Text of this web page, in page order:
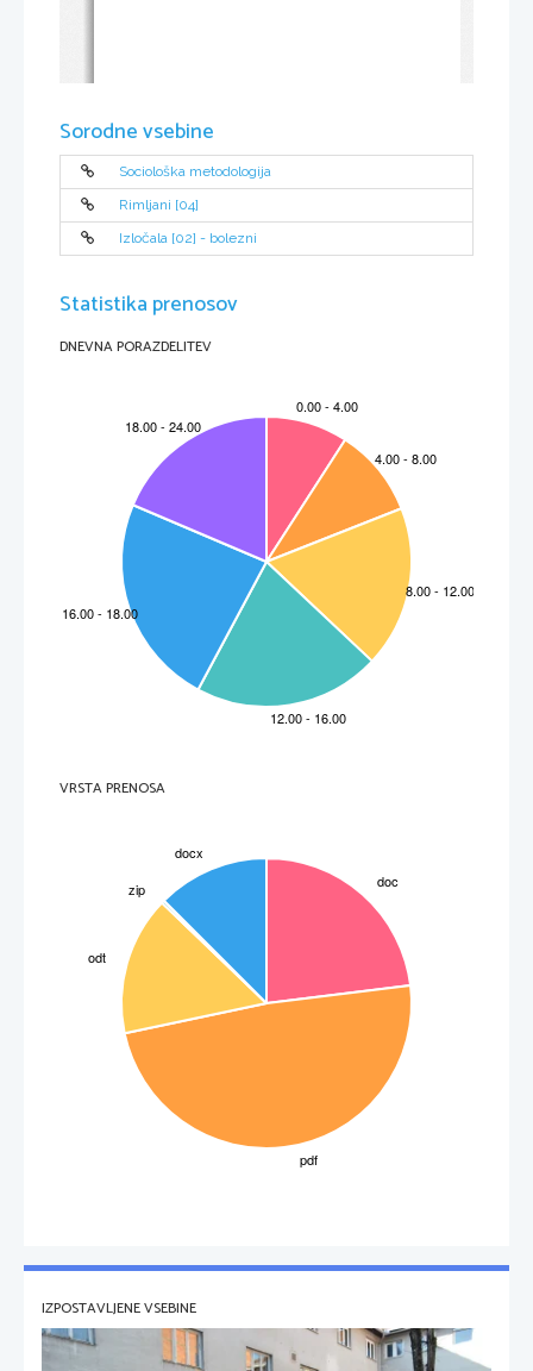
Ludvik van Beethoven se je rodil v obdobju pomembnih in burnih dogodkov,27.12.1770 v
Bonnu,kot sin dvornega klasika,oziroma tenorista v kapeli volilnega kneza v Bonnu.Njegov
ded pa je bil dvorni dirigent kolnskega kneza.Tako je bilo popolnoma normalno,da je mladi
Ludvik   pristal   v   kneževi   službi   najprej   kot   čembalist   in   organist,pozneje   kot   violinist   v
opernem   orkestru.Ludvik   van   Beethoven   je   bil   flamskega   porekla   in   najmlajši   med
Dunajskimi klasiki.
Beethovnova rojstna hiša.
Njegovo otroštvo in mladost sta bila zaznamovana z revščino in težavami,saj je moral že
mlademu Ludviku komaj 3 leta.Njegov oče,ki je bil nadarjen skladatelj in violinist,je podlegel
Sorodne vsebine
Sociološka metodologija
Rimljani [04]
Izločala [02] - bolezni
Statistika prenosov
DNEVNA PORAZDELITEV
VRSTA PRENOSA
IZPOSTAVLJENE VSEBINE